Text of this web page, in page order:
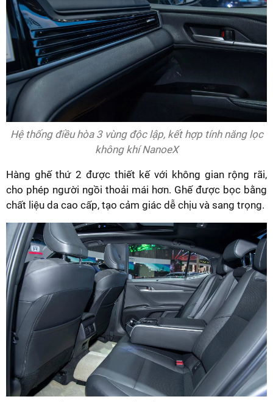
Hệ thống điều hòa 3 vùng độc lập, kết hợp tính năng lọc
không khí NanoeX
Hàng ghế thứ 2 được thiết kế với không gian rộng rãi,
cho phép người ngồi thoải mái hơn. Ghế được bọc bằng
chất liệu da cao cấp, tạo cảm giác dễ chịu và sang trọng.